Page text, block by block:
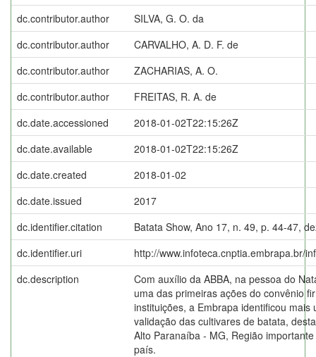
dc.contributor.author
SILVA, G. O. da
dc.contributor.author
CARVALHO, A. D. F. de
dc.contributor.author
ZACHARIAS, A. O.
dc.contributor.author
FREITAS, R. A. de
dc.date.accessioned
2018-01-02T22:15:26Z
dc.date.available
2018-01-02T22:15:26Z
dc.date.created
2018-01-02
dc.date.issued
2017
dc.identifier.citation
Batata Show, Ano 17, n. 49, p. 44-47,
dc.identifier.uri
http://www.infoteca.cnptia.embrapa.br/
dc.description
Com auxílio da ABBA, na pessoa do
uma das primeiras ações do convênio
instituições, a Embrapa identificou mais
validação das cultivares de batata,
Alto Paranaíba - MG, Região
país.